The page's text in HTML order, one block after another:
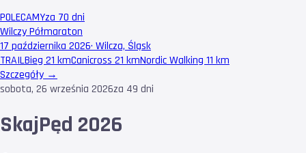
POLECAMYza 70 dni
Wilczy Półmaraton
17 października 2026· Wilcza, Śląsk
TRAILBieg 21 kmCanicross 21 kmNordic Walking 11 km
Szczegóły →
sobota, 26 września 2026za 49 dni
SkajPęd 2026